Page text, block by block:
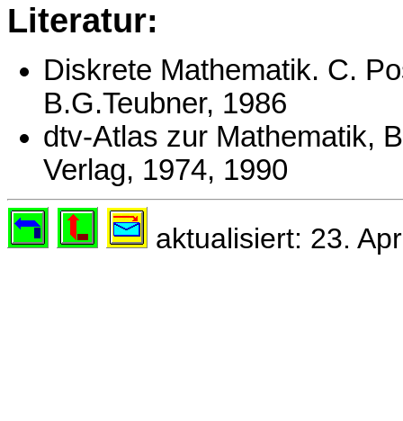
Literatur:
Diskrete Mathematik. C.
B.G.Teubner, 1986
dtv-Atlas zur Mathematik,
Verlag, 1974, 1990
aktualisiert: 23.